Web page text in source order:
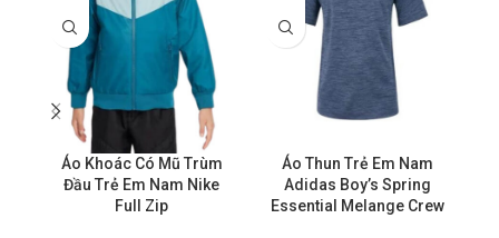
Áo Khoác Có Mũ Trùm
Đầu Trẻ Em Nam Nike
Full Zip
Áo Thun Trẻ Em Nam
Adidas Boy’s Spring
Essential Melange Crew